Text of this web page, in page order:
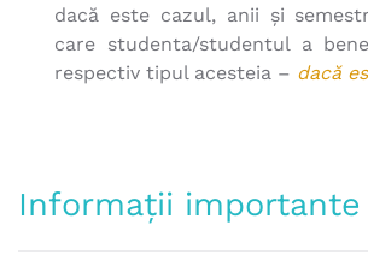
dacă este cazul, anii și
care studenta/studentul a
respectiv tipul acesteia – dacă
Informații importante